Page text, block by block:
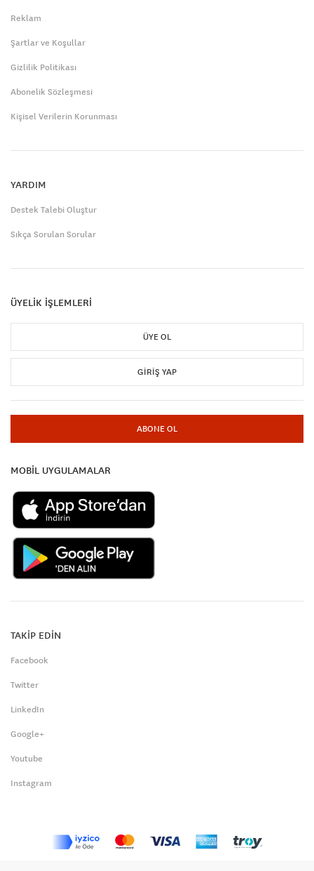
Reklam
Şartlar ve Koşullar
Gizlilik Politikası
Abonelik Sözleşmesi
Kişisel Verilerin Korunması
YARDIM
Destek Talebi Oluştur
Sıkça Sorulan Sorular
ÜYELİK İŞLEMLERİ
ÜYE OL
GIRIŞ YAP
ABONE OL
MOBİL UYGULAMALAR
TAKİP EDİN
Facebook
Twitter
LinkedIn
Google+
Youtube
Instagram